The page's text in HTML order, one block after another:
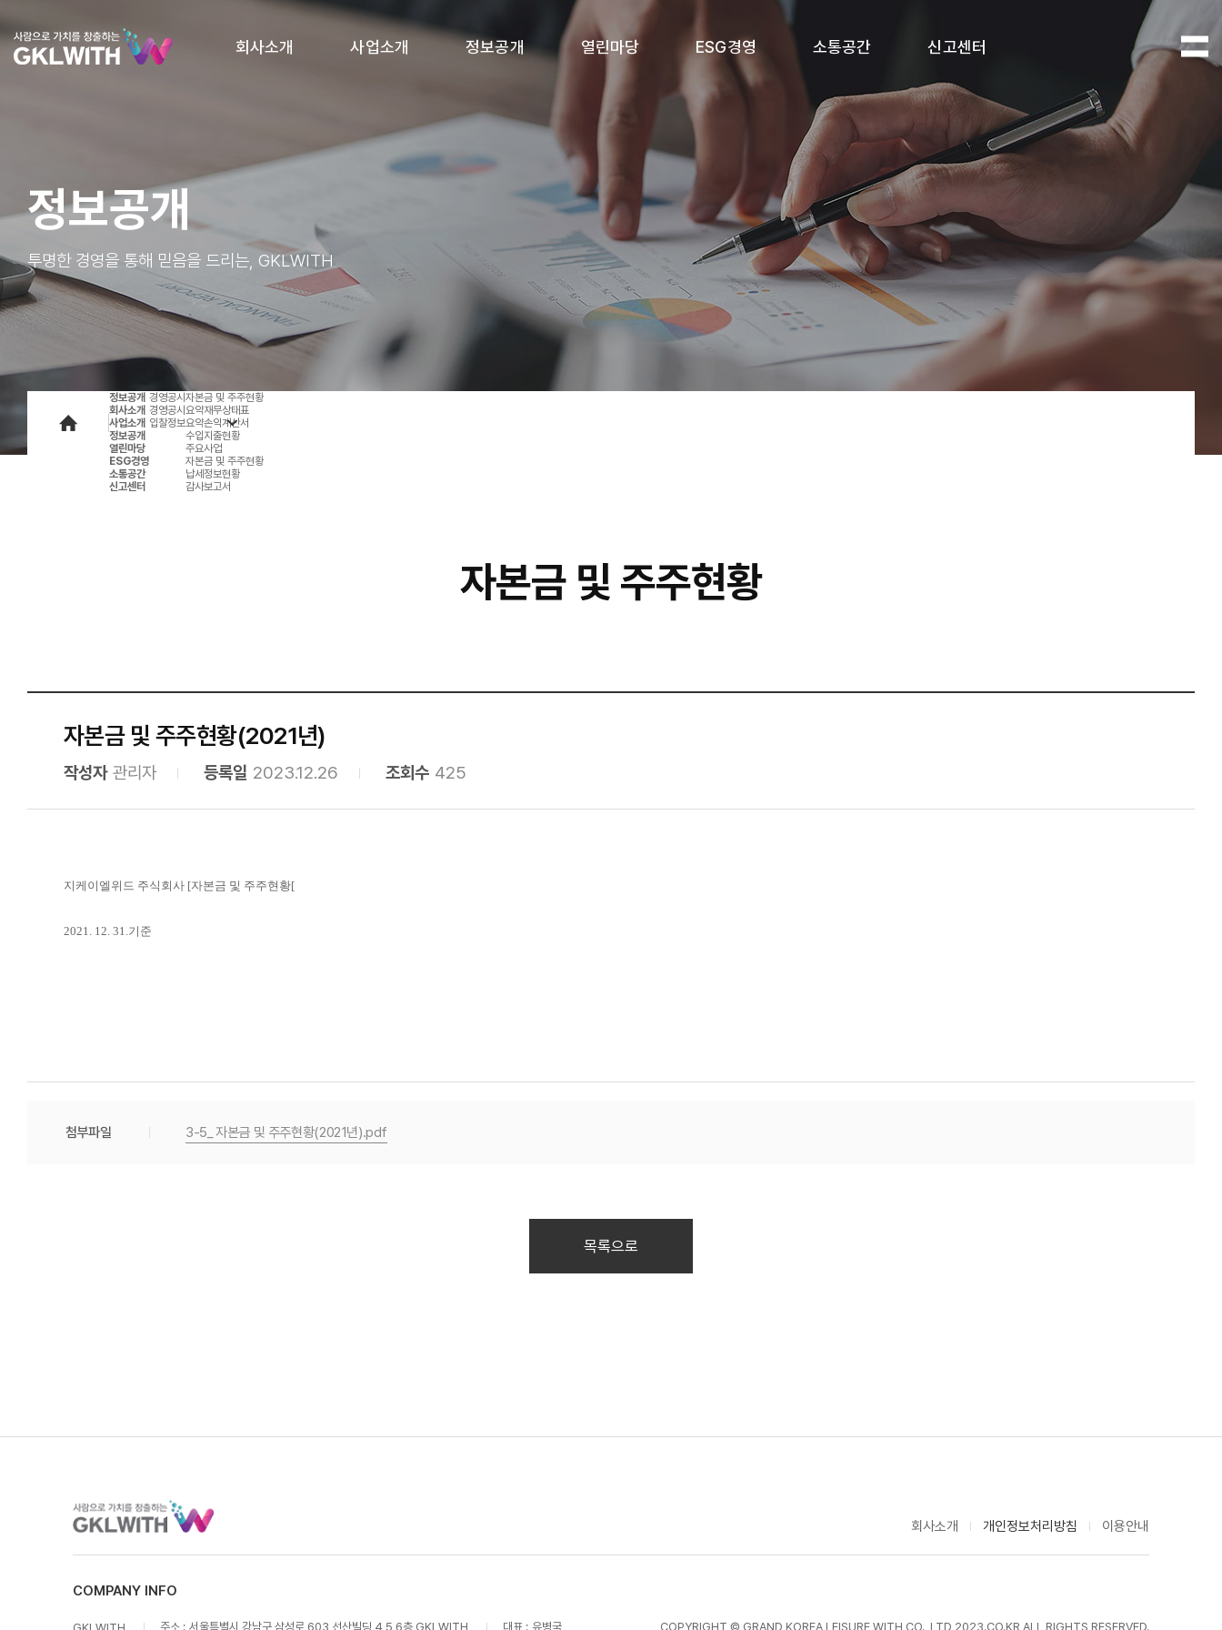
회사소개 사업소개 정보공개 열린마당 ESG경영 소통공간 신고센터
정보공개
투명한 경영을 통해 믿음을 드리는, GKLWITH
정보공개
회사소개
사업소개
정보공개
열린마당
ESG경영
소통공간
신고센터
경영공시
경영공시
입찰정보
자본금 및 주주현황
요약재무상태표
요약손익계산서
수입지출현황
주요사업
자본금 및 주주현황
납세정보현황
감사보고서
자본금 및 주주현황
자본금 및 주주현황(2021년)
작성자 관리자 등록일 2023.12.26 조회수 425
지케이엘위드 주식회사 [자본금 및 주주현황[
2021. 12. 31.기준
첨부파일 3-5_ 자본금 및 주주현황(2021년).pdf
목록으로
회사소개 개인정보처리방침 이용안내
COMPANY INFO
주소 : 서울특별시 강남구 삼성로 603 선산빌딩 4,5,6층 GKLWITH 대표 : 유병국 COPYRIGHT © GRAND KOREA LEISURE WITH CO., LTD 2023.CO.KR ALL RIGHTS RESERVED.